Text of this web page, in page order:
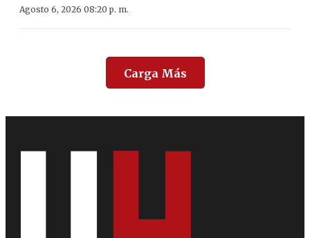
Agosto 6, 2026 08:20 p. m.
Carga Más